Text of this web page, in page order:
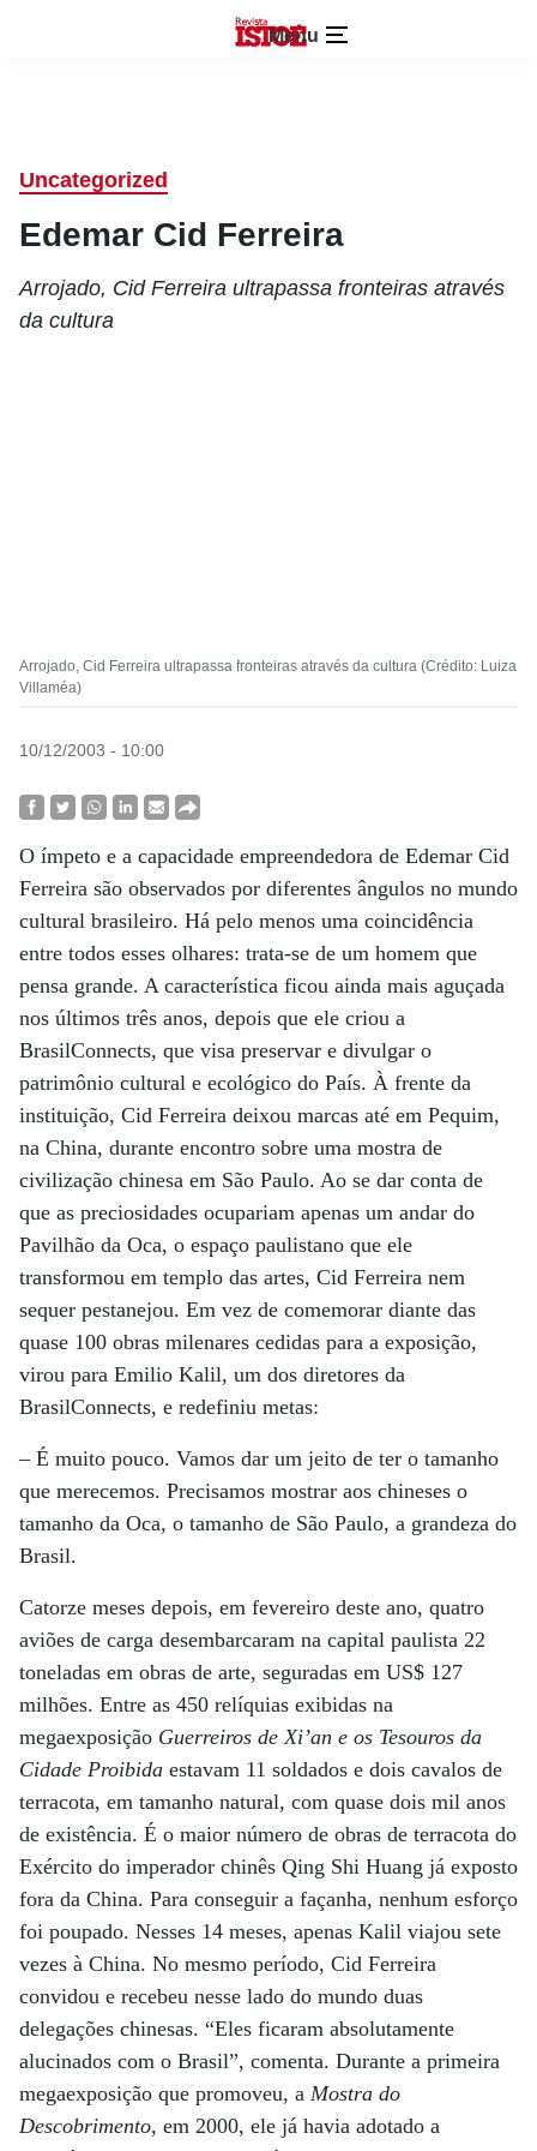
Menu
Uncategorized
Edemar Cid Ferreira
Arrojado, Cid Ferreira ultrapassa fronteiras através
da cultura
Arrojado, Cid Ferreira ultrapassa fronteiras através da cultura (Crédito: Luiza
Villaméa)
10/12/2003 - 10:00
O ímpeto e a capacidade empreendedora de Edemar Cid
Ferreira são observados por diferentes ângulos no mundo
cultural brasileiro. Há pelo menos uma coincidência
entre todos esses olhares: trata-se de um homem que
pensa grande. A característica ficou ainda mais aguçada
nos últimos três anos, depois que ele criou a
BrasilConnects, que visa preservar e divulgar o
patrimônio cultural e ecológico do País. À frente da
instituição, Cid Ferreira deixou marcas até em Pequim,
na China, durante encontro sobre uma mostra de
civilização chinesa em São Paulo. Ao se dar conta de
que as preciosidades ocupariam apenas um andar do
Pavilhão da Oca, o espaço paulistano que ele
transformou em templo das artes, Cid Ferreira nem
sequer pestanejou. Em vez de comemorar diante das
quase 100 obras milenares cedidas para a exposição,
virou para Emilio Kalil, um dos diretores da
BrasilConnects, e redefiniu metas:
– É muito pouco. Vamos dar um jeito de ter o tamanho
que merecemos. Precisamos mostrar aos chineses o
tamanho da Oca, o tamanho de São Paulo, a grandeza do
Brasil.
Catorze meses depois, em fevereiro deste ano, quatro
aviões de carga desembarcaram na capital paulista 22
toneladas em obras de arte, seguradas em US$ 127
milhões. Entre as 450 relíquias exibidas na
megaexposição Guerreiros de Xi’an e os Tesouros da
Cidade Proibida estavam 11 soldados e dois cavalos de
terracota, em tamanho natural, com quase dois mil anos
de existência. É o maior número de obras de terracota do
Exército do imperador chinês Qing Shi Huang já exposto
fora da China. Para conseguir a façanha, nenhum esforço
foi poupado. Nesses 14 meses, apenas Kalil viajou sete
vezes à China. No mesmo período, Cid Ferreira
convidou e recebeu nesse lado do mundo duas
delegações chinesas. “Eles ficaram absolutamente
alucinados com o Brasil”, comenta. Durante a primeira
megaexposição que promoveu, a Mostra do
Descobrimento, em 2000, ele já havia adotado a